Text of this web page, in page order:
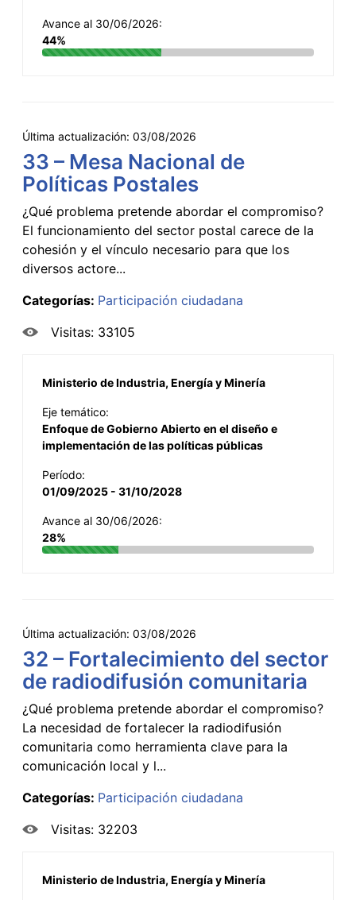
Avance al 30/06/2026:
44%
Última actualización: 03/08/2026
33 – Mesa Nacional de
Políticas Postales
¿Qué problema pretende abordar el compromiso?
El funcionamiento del sector postal carece de la
cohesión y el vínculo necesario para que los
diversos actore...
Categorías: Participación ciudadana
Visitas: 33105
Ministerio de Industria, Energía y Minería
Eje temático:
Enfoque de Gobierno Abierto en el diseño e
implementación de las políticas públicas
Período:
01/09/2025 - 31/10/2028
Avance al 30/06/2026:
28%
Última actualización: 03/08/2026
32 – Fortalecimiento del sector
de radiodifusión comunitaria
¿Qué problema pretende abordar el compromiso?
La necesidad de fortalecer la radiodifusión
comunitaria como herramienta clave para la
comunicación local y l...
Categorías: Participación ciudadana
Visitas: 32203
Ministerio de Industria, Energía y Minería